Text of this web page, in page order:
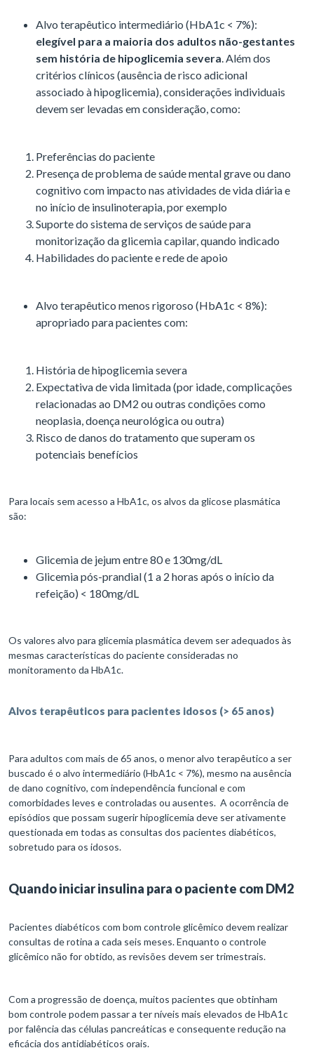
Alvo terapêutico intermediário (HbA1c < 7%):
elegível para a maioria dos adultos não-gestantes
sem história de hipoglicemia severa. Além dos
critérios clínicos (ausência de risco adicional
associado à hipoglicemia), considerações individuais
devem ser levadas em consideração, como:
Preferências do paciente
Presença de problema de saúde mental grave ou dano
cognitivo com impacto nas atividades de vida diária e
no início de insulinoterapia, por exemplo
Suporte do sistema de serviços de saúde para
monitorização da glicemia capilar, quando indicado
Habilidades do paciente e rede de apoio
Alvo terapêutico menos rigoroso (HbA1c < 8%):
apropriado para pacientes com:
História de hipoglicemia severa
Expectativa de vida limitada (por idade, complicações
relacionadas ao DM2 ou outras condições como
neoplasia, doença neurológica ou outra)
Risco de danos do tratamento que superam os
potenciais benefícios
Para locais sem acesso a HbA1c, os alvos da glicose plasmática
são:
Glicemia de jejum entre 80 e 130mg/dL
Glicemia pós-prandial (1 a 2 horas após o início da
refeição) < 180mg/dL
Os valores alvo para glicemia plasmática devem ser adequados às
mesmas características do paciente consideradas no
monitoramento da HbA1c.
Alvos terapêuticos para pacientes idosos (> 65 anos)
Para adultos com mais de 65 anos, o menor alvo terapêutico a ser
buscado é o alvo intermediário (HbA1c < 7%), mesmo na ausência
de dano cognitivo, com independência funcional e com
comorbidades leves e controladas ou ausentes. A ocorrência de
episódios que possam sugerir hipoglicemia deve ser ativamente
questionada em todas as consultas dos pacientes diabéticos,
sobretudo para os idosos.
Quando iniciar insulina para o paciente com DM2
Pacientes diabéticos com bom controle glicêmico devem realizar
consultas de rotina a cada seis meses. Enquanto o controle
glicêmico não for obtido, as revisões devem ser trimestrais.
Com a progressão de doença, muitos pacientes que obtinham
bom controle podem passar a ter níveis mais elevados de HbA1c
por falência das células pancreáticas e consequente redução na
eficácia dos antidiabéticos orais.